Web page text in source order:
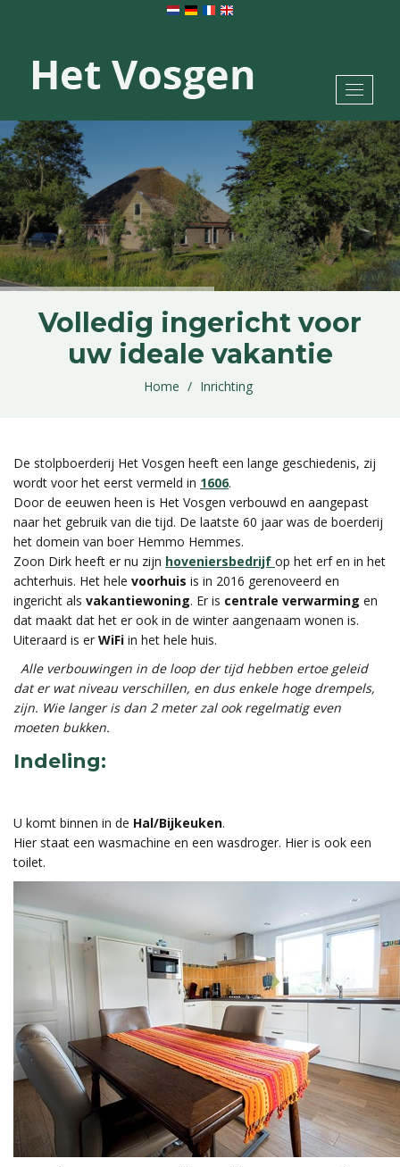
Toggle
Volledig ingericht voor
uw ideale vakantie
Home Inrichting
De stolpboerderij Het Vosgen heeft een lange geschiedenis, zij
wordt voor het eerst vermeld in 1606.
Door de eeuwen heen is Het Vosgen verbouwd en aangepast
naar het gebruik van die tijd. De laatste 60 jaar was de boerderij
het domein van boer Hemmo Hemmes.
Zoon Dirk heeft er nu zijn hoveniersbedrijf op het erf en in het
achterhuis. Het hele voorhuis is in 2016 gerenoveerd en
ingericht als vakantiewoning. Er is centrale verwarming en
dat maakt dat het er ook in de winter aangenaam wonen is.
Uiteraard is er WiFi in het hele huis.
Alle verbouwingen in de loop der tijd hebben ertoe geleid
dat er wat niveau verschillen, en dus enkele hoge drempels,
zijn. Wie langer is dan 2 meter zal ook regelmatig even
moeten bukken.
Indeling:
U komt binnen in de Hal/Bijkeuken.
Hier staat een wasmachine en een wasdroger. Hier is ook een
toilet.